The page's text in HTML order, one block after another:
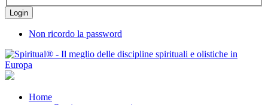
Non ricordo la password
Home